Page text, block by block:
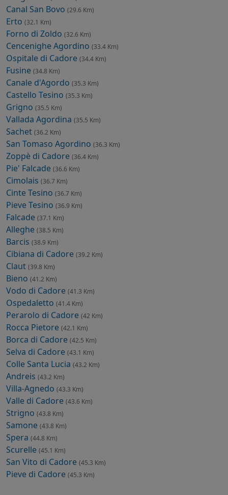
Canal San Bovo (29.6 Km)
Erto (32.1 Km)
Forno di Zoldo (32.6 Km)
Cencenighe Agordino (33.4 Km)
Ospitale di Cadore (34.4 Km)
Fusine (34.8 Km)
Canale d'Agordo (35.3 Km)
Castello Tesino (35.3 Km)
Grigno (35.5 Km)
Vallada Agordina (35.5 Km)
Sachet (36.2 Km)
San Tomaso Agordino (36.3 Km)
Zoppè di Cadore (36.4 Km)
Pie' Falcade (36.6 Km)
Cimolais (36.7 Km)
Cinte Tesino (36.7 Km)
Pieve Tesino (36.9 Km)
Falcade (37.1 Km)
Alleghe (38.5 Km)
Barcis (38.9 Km)
Cibiana di Cadore (39.2 Km)
Claut (39.8 Km)
Bieno (41.2 Km)
Vodo di Cadore (41.3 Km)
Ospedaletto (41.4 Km)
Perarolo di Cadore (42 Km)
Rocca Pietore (42.1 Km)
Borca di Cadore (42.5 Km)
Selva di Cadore (43.1 Km)
Colle Santa Lucia (43.2 Km)
Andreis (43.2 Km)
Villa-Agnedo (43.3 Km)
Valle di Cadore (43.6 Km)
Strigno (43.8 Km)
Samone (43.8 Km)
Spera (44.8 Km)
Scurelle (45.1 Km)
San Vito di Cadore (45.3 Km)
Pieve di Cadore (45.3 Km)